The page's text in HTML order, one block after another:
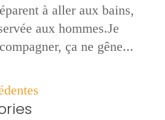
à aller aux bains,
aux hommes.Je
ça ne gêne...